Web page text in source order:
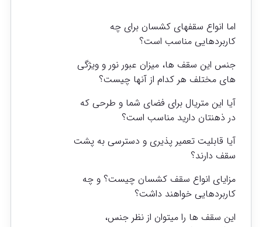
اما انواع سقفهای کشسان برای چه
کاربردهایی مناسب است؟
جنس این سقف ها، میزان عبور نور و ویژگی
های مختلف هر کدام از آنها چیست؟
آیا این متریال برای فضای شما و طرحی که
در ذهنتان دارید مناسب است؟
آیا قابلیت تعمیر پذیری و دسترسی به پشت
سقف دارند؟
مزایای انواع سقف کشسان چیست؟ و چه
کاربردهایی خواهند داشت؟
این سقف ها را میتوان از نظر جنس،